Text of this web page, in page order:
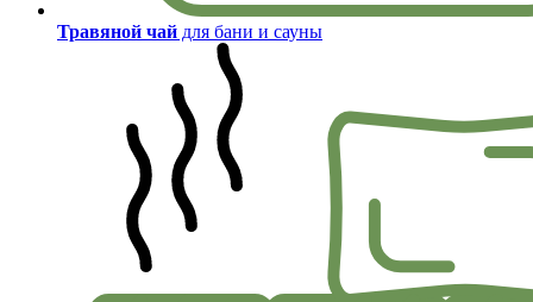
Травяной чай для бани и сауны